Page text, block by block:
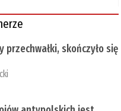
przechwałki, skończyło się